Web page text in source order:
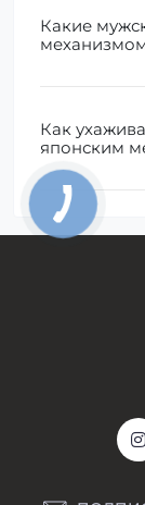
Какие
Как
японским